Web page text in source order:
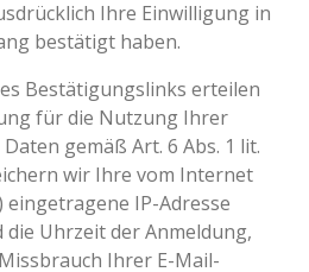
Ihre Einwilligung in
bestätigt haben.
Bestätigungslinks erteilen
für die Nutzung Ihrer
gemäß Art. 6 Abs. 1 lit.
wir Ihre vom Internet
eingetragene IP-Adresse
die Uhrzeit der Anmeldung,
Ihrer E-Mail-